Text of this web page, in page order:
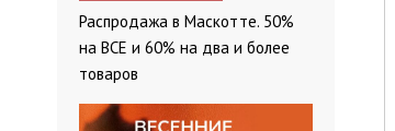
Распродажа в Маскотте. 50%
на ВСЕ и 60% на два и более
товаров